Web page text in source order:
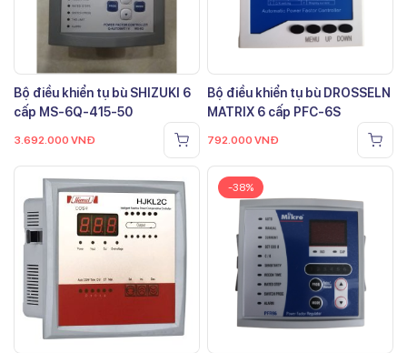
Bộ điều khiển tụ bù SHIZUKI 6
cấp MS-6Q-415-50
3.692.000 VNĐ
Bộ điều khiển tụ bù DROSSELN
MATRIX 6 cấp PFC-6S
792.000 VNĐ
-38%